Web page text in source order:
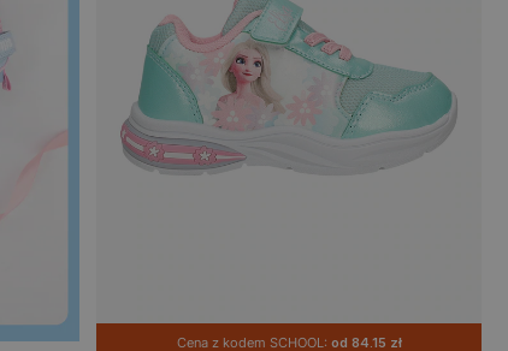
Cena z kodem SCHOOL: od 84.15 zł